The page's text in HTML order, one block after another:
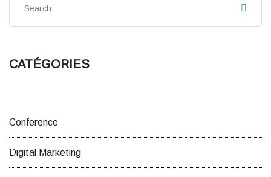
CATÉGORIES
Conference
Digital Marketing